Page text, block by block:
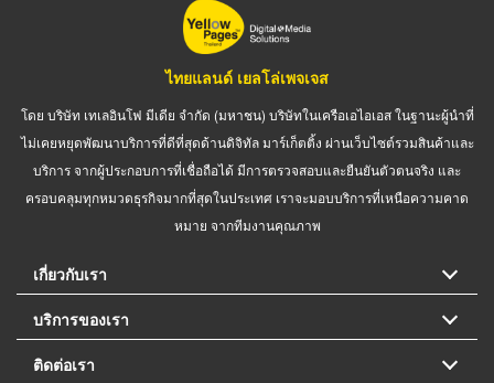
ไทยแลนด์ เยลโล่เพจเจส
โดย บริษัท เทเลอินโฟ มีเดีย จำกัด (มหาชน) บริษัทในเครือเอไอเอส ในฐานะผู้นำที่
ไม่เคยหยุดพัฒนาบริการที่ดีที่สุดด้านดิจิทัล มาร์เก็ตติ้ง ผ่านเว็บไซต์รวมสินค้าและ
บริการ จากผู้ประกอบการที่เชื่อถือได้ มีการตรวจสอบและยืนยันตัวตนจริง และ
ครอบคลุมทุกหมวดธุรกิจมากที่สุดในประเทศ เราจะมอบบริการที่เหนือความคาด
หมาย จากทีมงานคุณภาพ
เกี่ยวกับเรา
บริการของเรา
ติดต่อเรา